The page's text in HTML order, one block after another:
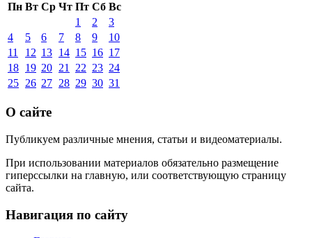
Пн Вт Ср Чт Пт Сб Вс
1
2
3
4
5 6 7 8 9
10
11
12 13 14 15 16 17
18 19 20 21 22 23 24
25 26 27 28 29 30 31
О сайте
Публикуем различные мнения, статьи и видеоматериалы.
При использовании материалов обязательно размещение
гиперссылки на главную, или соответствующую страницу
сайта.
Навигация по сайту